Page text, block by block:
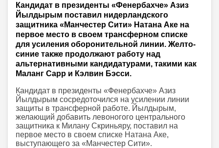
Кандидат в президенты «Фенербахче» Азиз
Йылдырым поставил нидерландского
защитника «Манчестер Сити» Натана Аке на
первое место в своем трансферном списке
для усиления оборонительной линии. Желто-
синие также продолжают работу над
альтернативными кандидатурами, такими как
Маланг Сарр и Кэлвин Бэсси.
Кандидат в президенты «Фенербахче» Азиз
Йылдырым сосредоточился на усилении линии
защиты в трансферной работе. Йылдырым,
желающий добавить левоногого центрального
защитника к Милану Скриньяру, поставил на
первое место в своем списке Натана Аке,
выступающего за «Манчестер Сити».